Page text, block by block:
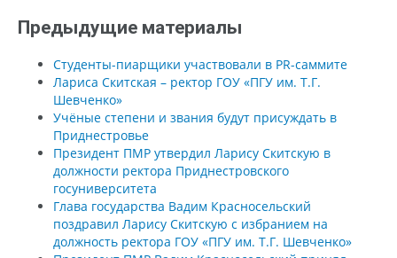
Предыдущие материалы
Студенты-пиарщики участвовали в PR-саммите
Лариса Скитская – ректор ГОУ «ПГУ им. Т.Г.
Шевченко»
Учёные степени и звания будут присуждать в
Приднестровье
Президент ПМР утвердил Ларису Скитскую в
должности ректора Приднестровского
госуниверситета
Глава государства Вадим Красносельский
поздравил Ларису Скитскую с избранием на
должность ректора ГОУ «ПГУ им. Т.Г. Шевченко»